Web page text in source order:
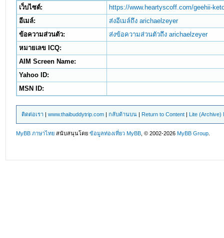
เว็บไซต์:
https://www.heartyscoff.com/geehii-
อีเมล์:
ส่งอีเมล์ถึง arichaelzeyer
ข้อความส่วนตัว:
ส่งข้อความส่วนตัวถึง arichaelzeyer
หมายเลข ICQ:
AIM Screen Name:
Yahoo ID:
MSN ID:
ติดต่อเรา |www.thaibuddytrip.com |กลับด้านบน | Return to Content | Lite (Archive)
MyBB ภาษาไทย สนับสนุนโดยข้อมูลท่องเที่ยว MyBB , © 2002-2026MyBB Group